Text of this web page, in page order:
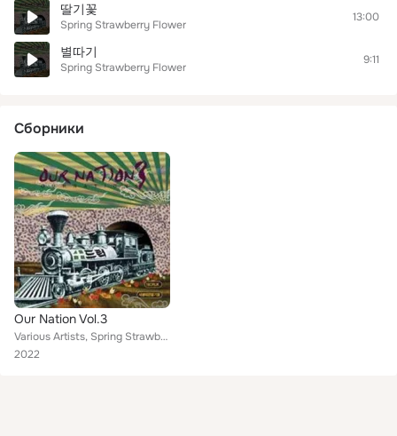
딸기꽃
Spring Strawberry Flower
13:00
별따기
Spring Strawberry Flower
9:11
Сборники
Our Nation Vol.3
Various Artists, Spring Strawberry Flower, 18Cruk
2022